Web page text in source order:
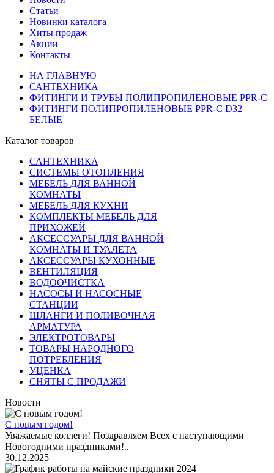
Статьи
Новинки каталога
Хиты продаж
Акции
Контакты
НА ГЛАВНУЮ
САНТЕХНИКА
ФИТИНГИ И ТРУБЫ ПОЛИПРОПИЛЕНОВЫЕ PPR-C
ФИТИНГИ ПОЛИПРОПИЛЕНОВЫЕ PPR-C D32
БЕЛЫЕ
Каталог товаров
САНТЕХНИКА
СИСТЕМЫ ОТОПЛЕНИЯ
МЕБЕЛЬ ДЛЯ ВАННОЙ
КОМНАТЫ
МЕБЕЛЬ ДЛЯ КУХНИ
КОМПЛЕКТЫ МЕБЕЛЬ ДЛЯ
ПРИХОЖЕЙ
АКСЕССУАРЫ ДЛЯ ВАННОЙ
КОМНАТЫ И ТУАЛЕТА
АКСЕССУАРЫ КУХОННЫЕ
ВЕНТИЛЯЦИЯ
ВОДООЧИСТКА
НАСОСЫ И НАСОСНЫЕ
СТАНЦИИ
ШЛАНГИ И ПОЛИВОЧНАЯ
АРМАТУРА
ЭЛЕКТРОТОВАРЫ
ТОВАРЫ НАРОДНОГО
ПОТРЕБЛЕНИЯ
УЦЕНКА
СНЯТЫ С ПРОДАЖИ
Новости
С новым годом!
Уважаемые коллеги! Поздравляем Всех с наступающими
Новогодними праздниками!..
30.12.2025